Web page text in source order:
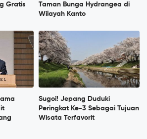
Gratis
Taman Bunga Hydrangea di
Wilayah Kanto
Sugoi! Jepang Duduki
Peringkat Ke-3 Sebagai Tujuan
Wisata Terfavorit